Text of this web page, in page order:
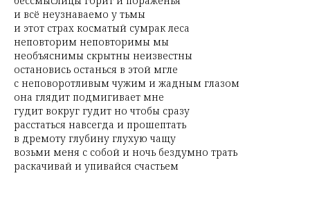
и всё неузнаваемо у тьмы
и этот страх косматый сумрак леса
неповторим неповторимы мы
необъяснимы скрытны неизвестны
остановись останься в этой мгле
с неповоротливым чужим и жадным глазом
она глядит подмигивает мне
гудит вокруг гудит но чтобы сразу
расстаться навсегда и прошептать
в дремоту глубину глухую чащу
возьми меня с собой и ночь бездумно трать
раскачивай и упивайся счастьем